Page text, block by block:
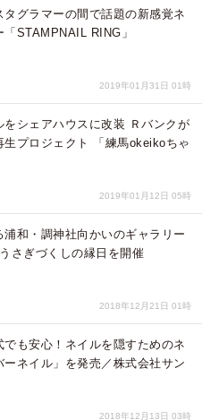
グラマーの間で話題の新感覚ネ
STAMPNAIL RING」
2019年01月31日 01時
をシェアハウスに改装 Ｒバンクが
生プロジェクト 「練馬okeikoちゃ
2019年01月12日 05時
浦和・調神社向かいのギャラリー
さぎづくしの縁日を開催
2018年12月21日 01時
も安心！ネイルを隠すためのネ
ーネイル」を発売／株式会社サン
2018年12月13日 03時